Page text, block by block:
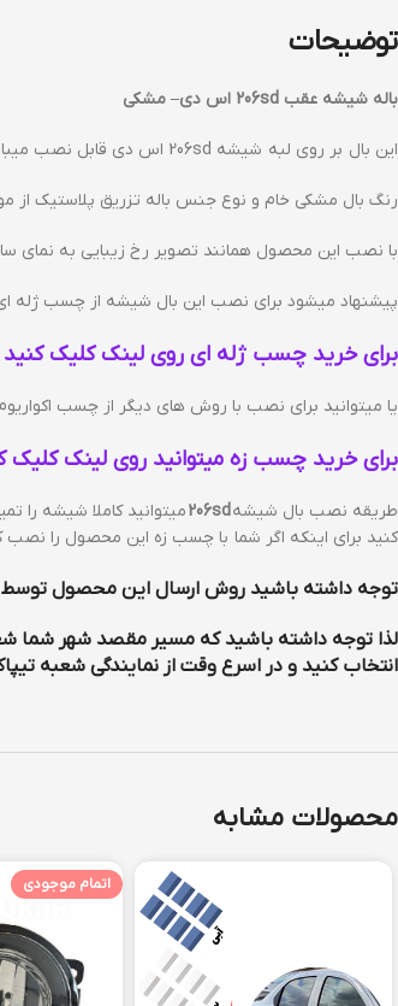
توضیحات
باله شیشه عقب 206sd اس دی– مشکی
این بال بر روی لبه شیشه 206sd اس دی قابل نصب میباشد
رنگ بال مشکی خام و نوع جنس باله تزریق پلاستیک از
با نصب این محصول همانند تصویر رخ زیبایی به نمای
پیشنهاد میشود برای نصب این بال شیشه از چسب
برای خرید چسب ژله ای روی لینک کلیک کنید
یا میتوانید برای نصب با روش های دیگر از چسب
برای خرید چسب زه میتوانید روی لینک کلیک
طریقه نصب بال شیشه206sd
کنید برای اینکه اگر شما با چسب زه این محصول را
توجه داشته باشید روش ارسال این محصول توسط
لذا توجه داشته باشید که مسیر مقصد شهر شما
انتخاب کنید و در اسرع وقت از نمایندگی شعبه
محصولات مشابه
اتمام موجودی